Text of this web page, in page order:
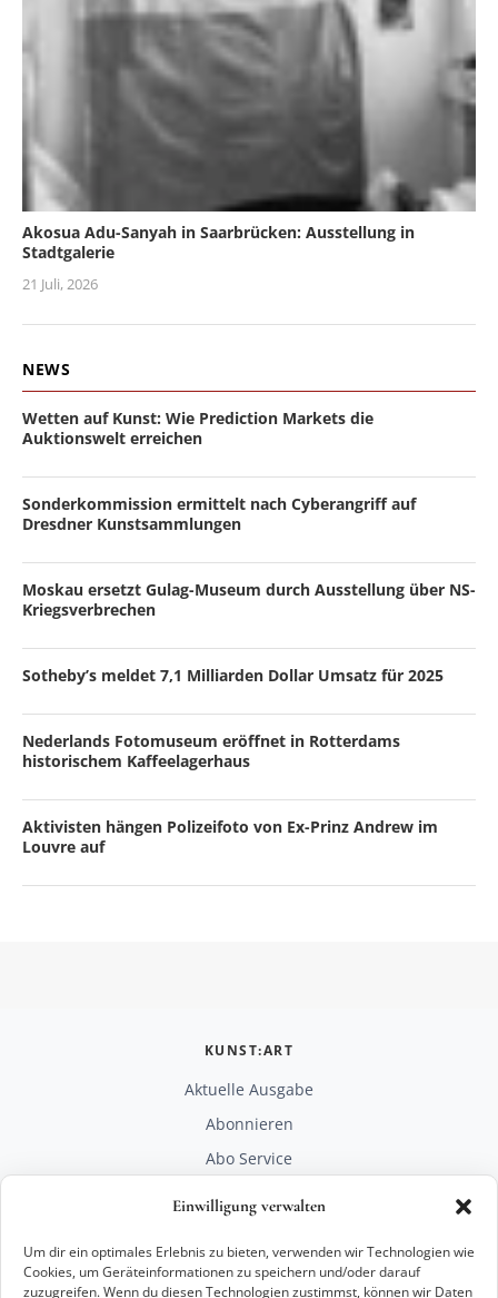
Einwilligung verwalten
Um dir ein optimales Erlebnis zu bieten, verwenden wir Technologien wie
Cookies, um Geräteinformationen zu speichern und/oder darauf
zuzugreifen. Wenn du diesen Technologien zustimmst, können wir Daten
Akosua Adu-Sanyah in Saarbrücken: Ausstellung in
Stadtgalerie
21 Juli, 2026
NEWS
Wetten auf Kunst: Wie Prediction Markets die
Auktionswelt erreichen
Sonderkommission ermittelt nach Cyberangriff auf
Dresdner Kunstsammlungen
Moskau ersetzt Gulag-Museum durch Ausstellung über NS-
Kriegsverbrechen
Sotheby’s meldet 7,1 Milliarden Dollar Umsatz für 2025
Nederlands Fotomuseum eröffnet in Rotterdams
historischem Kaffeelagerhaus
Aktivisten hängen Polizeifoto von Ex-Prinz Andrew im
Louvre auf
KUNST:ART
Aktuelle Ausgabe
Abonnieren
Abo Service
RECHTLICHES